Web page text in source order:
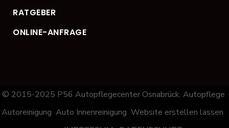
RATGEBER
ONLINE-ANFRAGE
© 2015-2025 P56 Autopflegecenter Osnabrück. Autopflege
Autoreinigung Auto Innenreinigung Website erstellen lassen